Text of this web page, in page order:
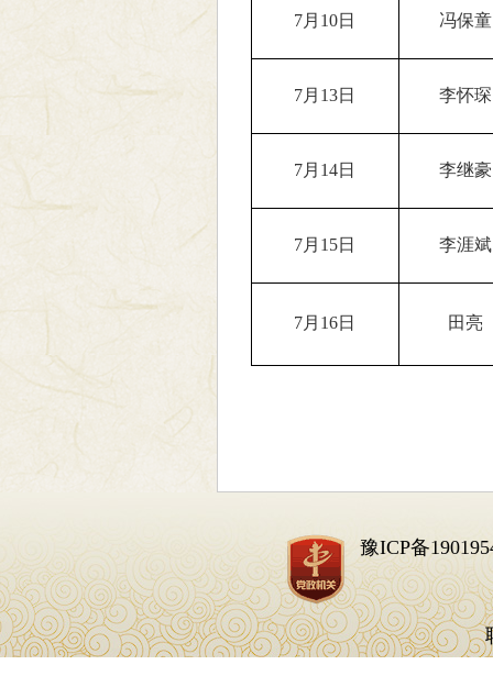
7月10日 冯保童
7月13日 李怀琛
7月14日 李继豪
7月15日 李涯斌
7月16日 田亮
豫ICP备